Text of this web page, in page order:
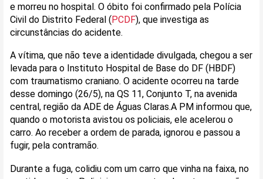
e morreu no hospital. O óbito foi confirmado pela Polícia
Civil do Distrito Federal (PCDF), que investiga as
circunstâncias do acidente.
A vítima, que não teve a identidade divulgada, chegou a ser
levada para o Instituto Hospital de Base do DF (HBDF)
com traumatismo craniano. O acidente ocorreu na tarde
desse domingo (26/5), na QS 11, Conjunto T, na avenida
central, região da ADE de Águas Claras.A PM informou que,
quando o motorista avistou os policiais, ele acelerou o
carro. Ao receber a ordem de parada, ignorou e passou a
fugir, pela contramão.
Durante a fuga, colidiu com um carro que vinha na faixa, no